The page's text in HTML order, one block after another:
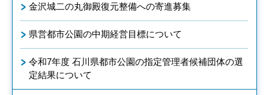
金沢城二の丸御殿復元整備への寄進募集
県営都市公園の中期経営目標について
令和7年度 石川県都市公園の指定管理者候補団体の選
定結果について